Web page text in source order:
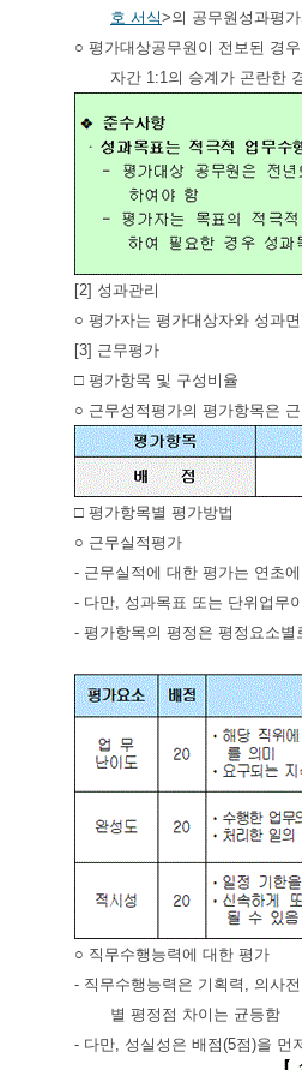
호 서식>의 공무원성과평
○ 평가대상공무원이 전보된 경
자간 1:1의 승계가 곤란한
[2] 성과관리
○ 평가자는 평가대상자와 성과
[3] 근무평가
□ 평가항목 및 구성비율
○ 근무성적평가의 평가항목은
□ 평가항목별 평가방법
○ 근무실적평가
- 근무실적에 대한 평가는 연초
- 다만, 성과목표 또는 단위업무
- 평가항목의 평정은 평정요소
○ 직무수행능력에 대한 평가
- 직무수행능력은 기획력, 의사
별 평정점 차이는 균등함
- 다만, 성실성은 배점(5점)을 먼